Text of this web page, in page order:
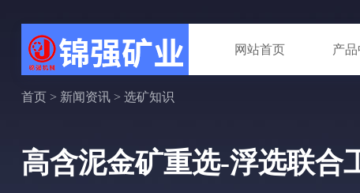
网站首页 产
首页> 新闻资讯> 选矿知识
高含泥金矿重选-浮选联合